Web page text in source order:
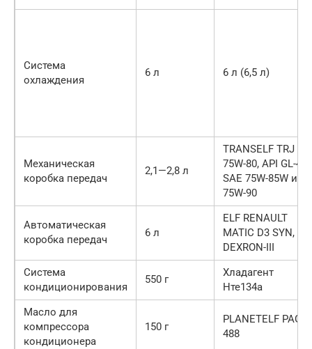
Система
охлаждения
6 л 6 л (6,5 л)
Механическая
коробка передач
2,1—2,8 л
TRANSELF TRJ
75W-80, API GL-4,
SAE 75W-85W или
75W-90
Автоматическая
коробка передач
6 л
ELF RENAULT
MATIC D3 SYN,
DEXRON-III
Система
кондиционирования
550 г
Хладагент
Нте134а
Масло для
компрессора
кондиционера
150 г
PLANETELF PAG
488